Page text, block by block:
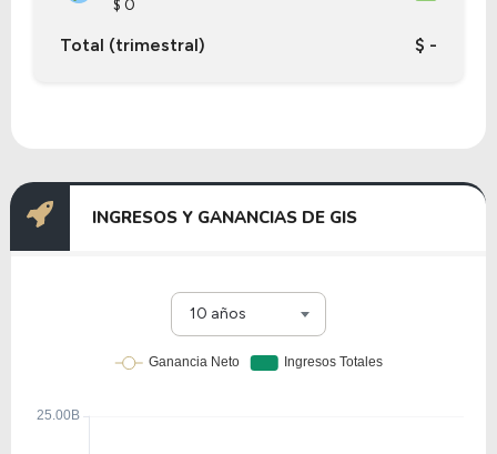
$ 0
Total (trimestral) $ -
INGRESOS Y GANANCIAS DE GIS
10 años